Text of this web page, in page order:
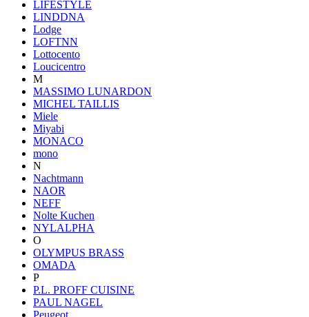
LIFESTYLE
LINDDNA
Lodge
LOFTNN
Lottocento
Loucicentro
M
MASSIMO LUNARDON
MICHEL TAILLIS
Miele
Miyabi
MONACO
mono
N
Nachtmann
NAOR
NEFF
Nolte Kuchen
NYLALPHA
O
OLYMPUS BRASS
OMADA
P
P.L. PROFF CUISINE
PAUL NAGEL
Peugeot